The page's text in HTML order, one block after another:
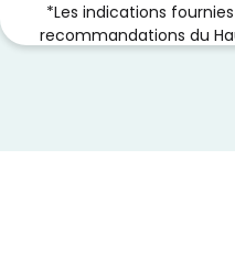
*Les indications
recommandations du